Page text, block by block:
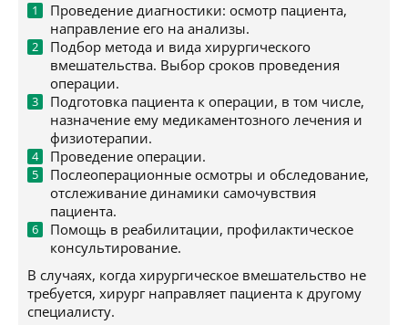
Проведение диагностики: осмотр пациента,
направление его на анализы.
Подбор метода и вида хирургического
вмешательства. Выбор сроков проведения
операции.
Подготовка пациента к операции, в том числе,
назначение ему медикаментозного лечения и
физиотерапии.
Проведение операции.
Послеоперационные осмотры и обследование,
отслеживание динамики самочувствия
пациента.
Помощь в реабилитации, профилактическое
консультирование.
В случаях, когда хирургическое вмешательство не
требуется, хирург направляет пациента к другому
специалисту.